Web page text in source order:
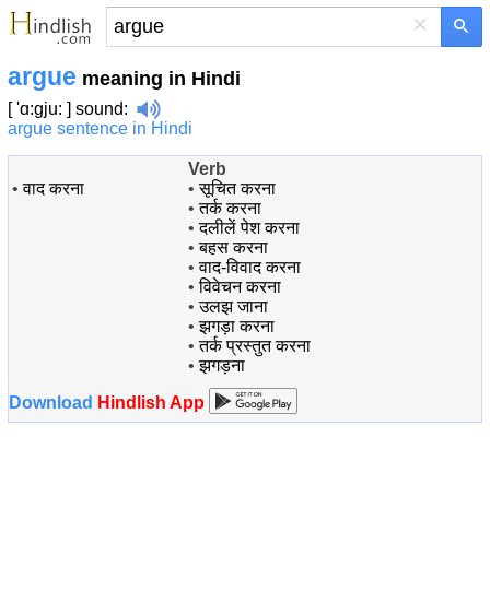
×
argue meaning in Hindi
[ 'ɑ:gju: ] sound:
argue sentence in Hindi
•वाद करना
Verb
•सूचित करना
•तर्क करना
•दलीलें पेश करना
•बहस करना
•वाद-विवाद करना
•विवेचन करना
•उलझ जाना
•झगड़ा करना
•तर्क प्रस्तुत करना
•झगड़ना
Download Hindlish App